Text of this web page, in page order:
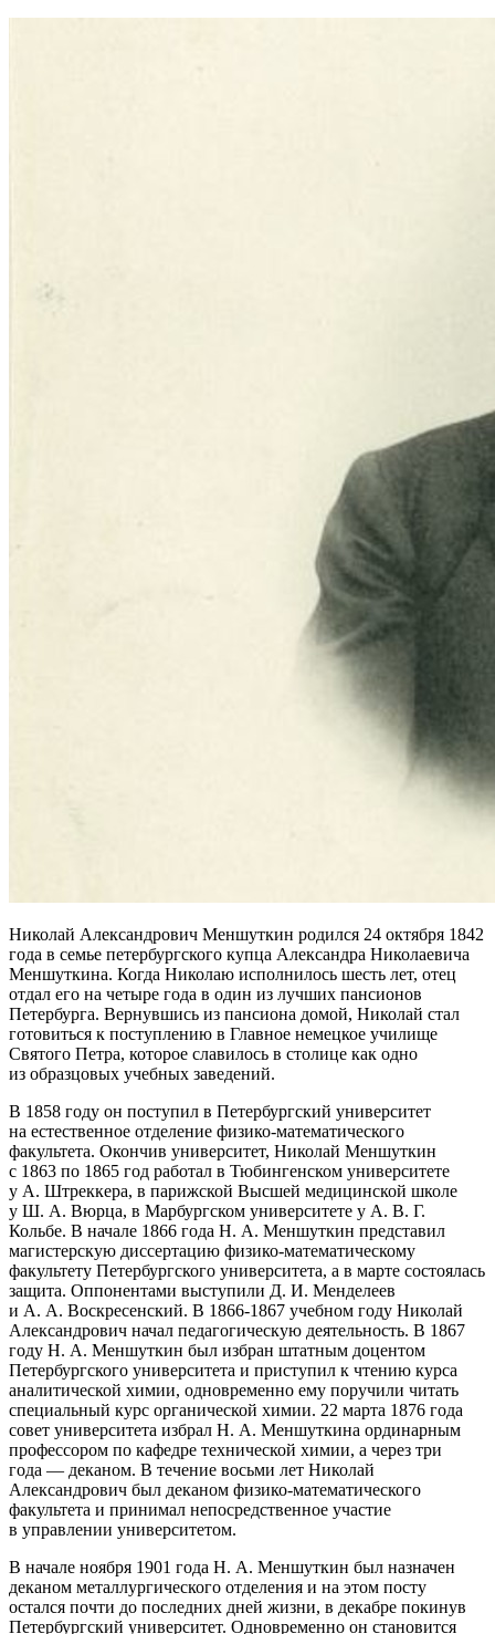
Николай Александрович Меншуткин родился 24 октября 1842
года в семье петербургского купца Александра Николаевича
Меншуткина. Когда Николаю исполнилось шесть лет, отец
отдал его на четыре года в один из лучших пансионов
Петербурга. Вернувшись из пансиона домой, Николай стал
готовиться к поступлению в Главное немецкое училище
Святого Петра, которое славилось в столице как одно
из образцовых учебных заведений.
В 1858 году он поступил в Петербургский университет
на естественное отделение физико-математического
факультета. Окончив университет, Николай Меншуткин
с 1863 по 1865 год работал в Тюбингенском университете
у А. Штреккера, в парижской Высшей медицинской школе
у Ш. А. Вюрца, в Марбургском университете у А. В. Г.
Кольбе. В начале 1866 года Н. А. Меншуткин представил
магистерскую диссертацию физико-математическому
факультету Петербургского университета, а в марте состоялась
защита. Оппонентами выступили Д. И. Менделеев
и А. А. Воскресенский. В 1866-1867 учебном году Николай
Александрович начал педагогическую деятельность. В 1867
году Н. А. Меншуткин был избран штатным доцентом
Петербургского университета и приступил к чтению курса
аналитической химии, одновременно ему поручили читать
специальный курс органической химии. 22 марта 1876 года
совет университета избрал Н. А. Меншуткина ординарным
профессором по кафедре технической химии, а через три
года — деканом. В течение восьми лет Николай
Александрович был деканом физико-математического
факультета и принимал непосредственное участие
в управлении университетом.
В начале ноября 1901 года Н. А. Меншуткин был назначен
деканом металлургического отделения и на этом посту
остался почти до последних дней жизни, в декабре покинув
Петербургский университет. Одновременно он становится